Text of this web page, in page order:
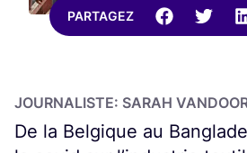
PARTAGEZ
JOUR­NA­LISTE: SARAH
De la Belgique au